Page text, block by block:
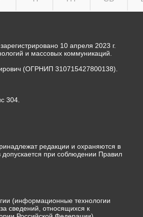
10 апреля 2023 г.
и массовых коммуникаций.
(ОГРНИП 310715427800138).
304.
редакции и охраняются в
допускается при соблюдении Правил
(информационные технологии
сведений, относящихся к